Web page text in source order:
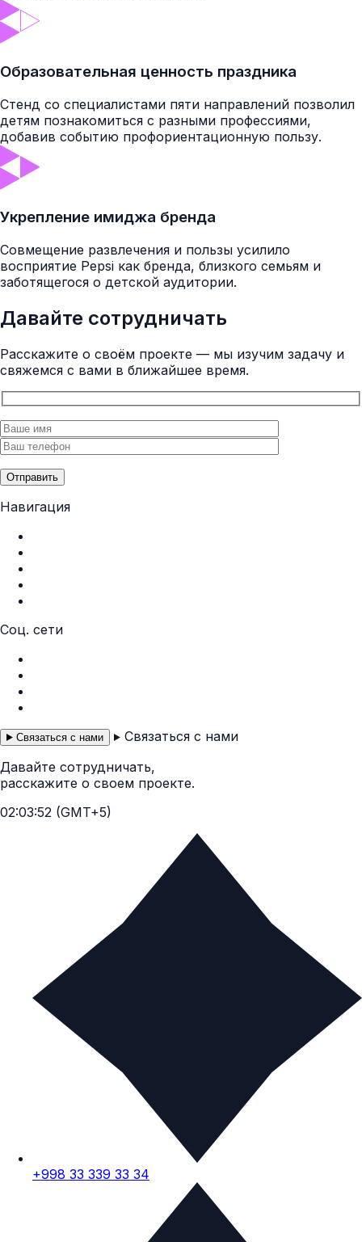
Образовательная ценность праздника
Стенд со специалистами пяти направлений позволил
детям познакомиться с разными профессиями,
добавив событию профориентационную пользу.
Укрепление имиджа бренда
Совмещение развлечения и пользы усилило
восприятие Pepsi как бренда, близкого семьям и
заботящегося о детской аудитории.
Давайте сотрудничать
Расскажите о своём проекте — мы изучим задачу и
свяжемся с вами в ближайшее время.
Отправить
Навигация
Соц. сети
Связаться с нами
Связаться с нами
Давайте сотрудничать,
расскажите о своем проекте.
02:03:54 (GMT+5)
+998 33 339 33 34